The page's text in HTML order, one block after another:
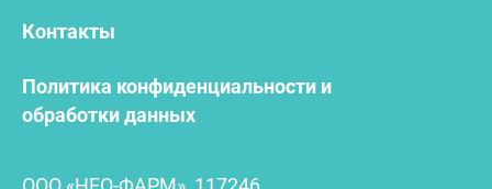
Контакты
Политика конфиденциальности и
обработки данных